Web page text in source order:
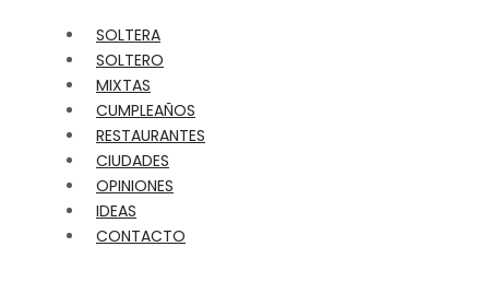
SOLTERA
SOLTERO
MIXTAS
CUMPLEAÑOS
RESTAURANTES
CIUDADES
OPINIONES
IDEAS
CONTACTO